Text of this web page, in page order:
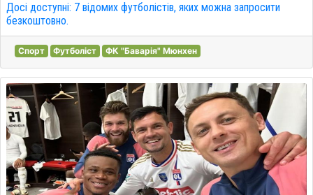
Досі доступні: 7 відомих футболістів, яких можна запросити
безкоштовно.
Спорт Футболіст ФК "Баварія" Мюнхен